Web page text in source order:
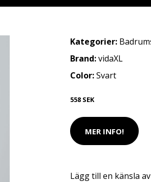
Kategorier:
Brand:vidaXL
Color:Svart
558 SEK
MER INFO!
Lägg till en känsla